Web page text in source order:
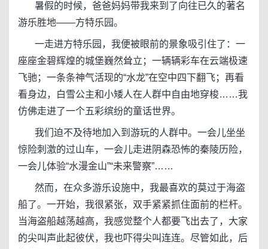
暑假的时候，爸爸妈妈带我来到了向往已久的著名
游乐胜地——方特乐园。
一走进方特乐园，我便被眼前的景象吸引住了：一
座座金碧辉煌的城堡巍然耸立；一辆辆彩车在云端极速
飞驰；一条条神气活现的“水龙”在空中四下翻飞；再看
看身边，白雪公主和小矮人在人群中自由地穿梭……我
仿佛走进了一个五彩缤纷的童话世界。
我们迫不及待地加入到游玩的人群中。一会儿坐坐
惊险刺激的过山车，一会儿走进阴森恐怖的秦陵历险，
一会儿体验“水漫金山”“未来警察”……
然而，在众多游乐设施中，我最喜欢的莫过于海盗
船了。一开始，我很紧张，双手紧紧抓住面前的栏杆。
当海盗船越荡越高，我感觉整个人都要飞出去了，大家
的尖叫声此起彼伏，我也吓得尖叫连连。尽管如此，后